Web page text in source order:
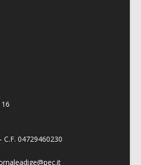
C.F. 04729460230